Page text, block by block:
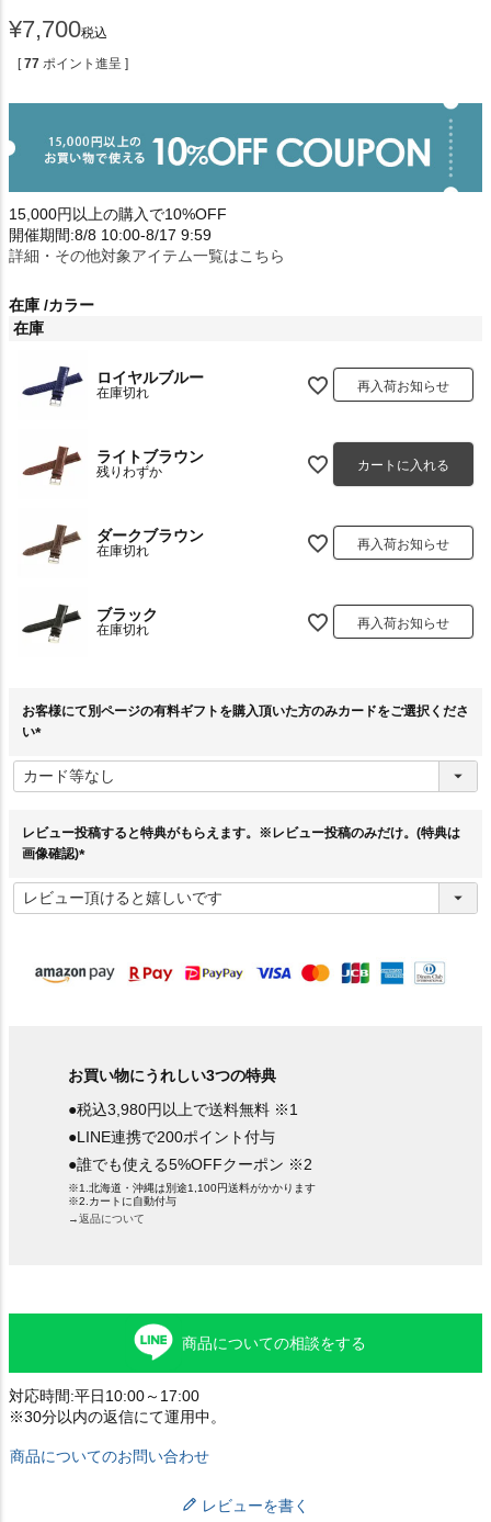
¥7,700税込
[ 77 ポイント進呈 ]
15,000円以上の購入で10%OFF
開催期間:8/8 10:00-8/17 9:59
詳細・その他対象アイテム一覧はこちら
在庫 カラー
在庫
ロイヤルブルー
在庫切れ 再入荷お知らせ
ライトブラウン
残りわずか カートに入れる
ダークブラウン
在庫切れ 再入荷お知らせ
ブラック
在庫切れ 再入荷お知らせ
お客様にて別ページの有料ギフトを購入頂いた方のみカードをご選択くださ
い
必
須
レビュー投稿すると特典がもらえます。※レビュー投稿のみだけ。(特典は
画像確認)
必
須
お買い物にうれしい3つの特典
●税込3,980円以上で送料無料 ※1
●LINE連携で200ポイント付与
●誰でも使える5%OFFクーポン ※2
※1.北海道・沖縄は別途1,100円送料がかかります
※2.カートに自動付与
→返品について
商品についての相談をする
対応時間:平日10:00～17:00
※30分以内の返信にて運用中。
商品についてのお問い合わせ
レビューを書く